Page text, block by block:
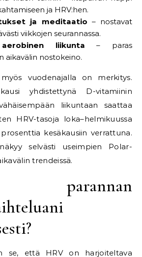
ja HRV:hen.
ja meditaatio – nostavat
viikkojen seurannassa.
liikunta – paras
aikavälin nostokeino.
vuodenajalla on merkitys.
yhdistettynä D-vitamiinin
liikuntaan saattaa
HRV-tasoja loka–helmikuussa
kesäkausiin verrattuna.
selvästi useimpien Polar-
trendeissä.
parannan
se, että HRV on harjoiteltava